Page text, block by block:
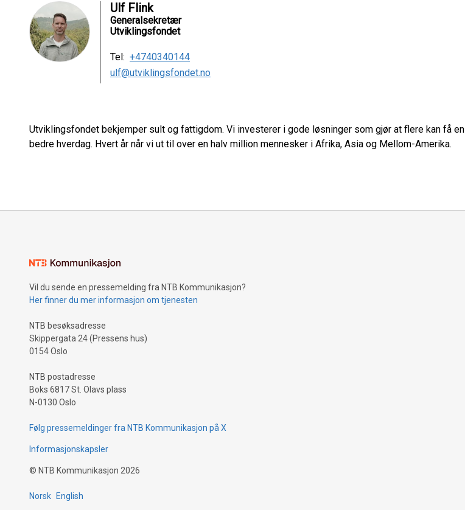
Ulf Flink
Generalsekretær
Utviklingsfondet
Tel: +4740340144
ulf@utviklingsfondet.no
Utviklingsfondet bekjemper sult og fattigdom. Vi investerer i gode løsninger som gjør at flere kan få en
bedre hverdag. Hvert år når vi ut til over en halv million mennesker i Afrika, Asia og Mellom-Amerika.
Vil du sende en pressemelding fra NTB Kommunikasjon?
Her finner du mer informasjon om tjenesten
NTB besøksadresse
Skippergata 24 (Pressens hus)
0154 Oslo
NTB postadresse
Boks 6817 St. Olavs plass
N-0130 Oslo
Følg pressemeldinger fra NTB Kommunikasjon på X
Informasjonskapsler
© NTB Kommunikasjon 2026
Norsk English